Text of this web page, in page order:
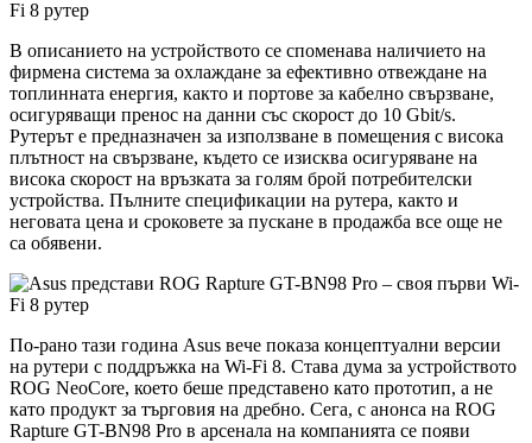
В описанието на устройството се споменава наличието на
фирмена система за охлаждане за ефективно отвеждане на
топлинната енергия, както и портове за кабелно свързване,
осигуряващи пренос на данни със скорост до 10 Gbit/s.
Рутерът е предназначен за използване в помещения с висока
плътност на свързване, където се изисква осигуряване на
висока скорост на връзката за голям брой потребителски
устройства. Пълните спецификации на рутера, както и
неговата цена и сроковете за пускане в продажба все още не
са обявени.
По-рано тази година Asus вече показа концептуални версии
на рутери с поддръжка на Wi-Fi 8. Става дума за устройството
ROG NeoCore, което беше представено като прототип, а не
като продукт за търговия на дребно. Сега, с анонса на ROG
Rapture GT-BN98 Pro в арсенала на компанията се появи